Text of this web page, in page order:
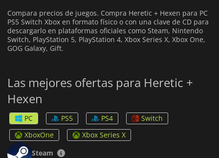
Compara precios de juegos. Compra Heretic + Hexen para PC
PS5 Switch Xbox en formato físico o con una clave de CD para
descargarlo en plataformas oficiales como Steam, Nintendo
Switch, PlayStation 5, PlayStation 4, Xbox Series X, Xbox One,
GOG Galaxy, Gift.
Las mejores ofertas para Heretic +
Hexen
PC PS5 PS4
Switch
XboxOne
Xbox Series X
Steam